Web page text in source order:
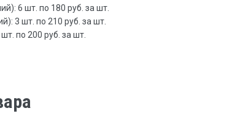
6 шт. по 180 руб. за шт.
3 шт. по 210 руб. за шт.
по 200 руб. за шт.